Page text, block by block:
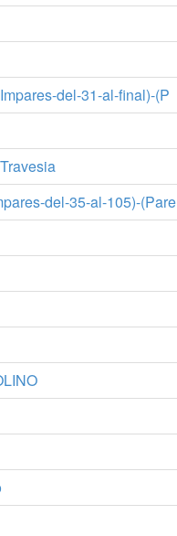
del-31-al-final)-(P
del-35-al-105)-(Pare